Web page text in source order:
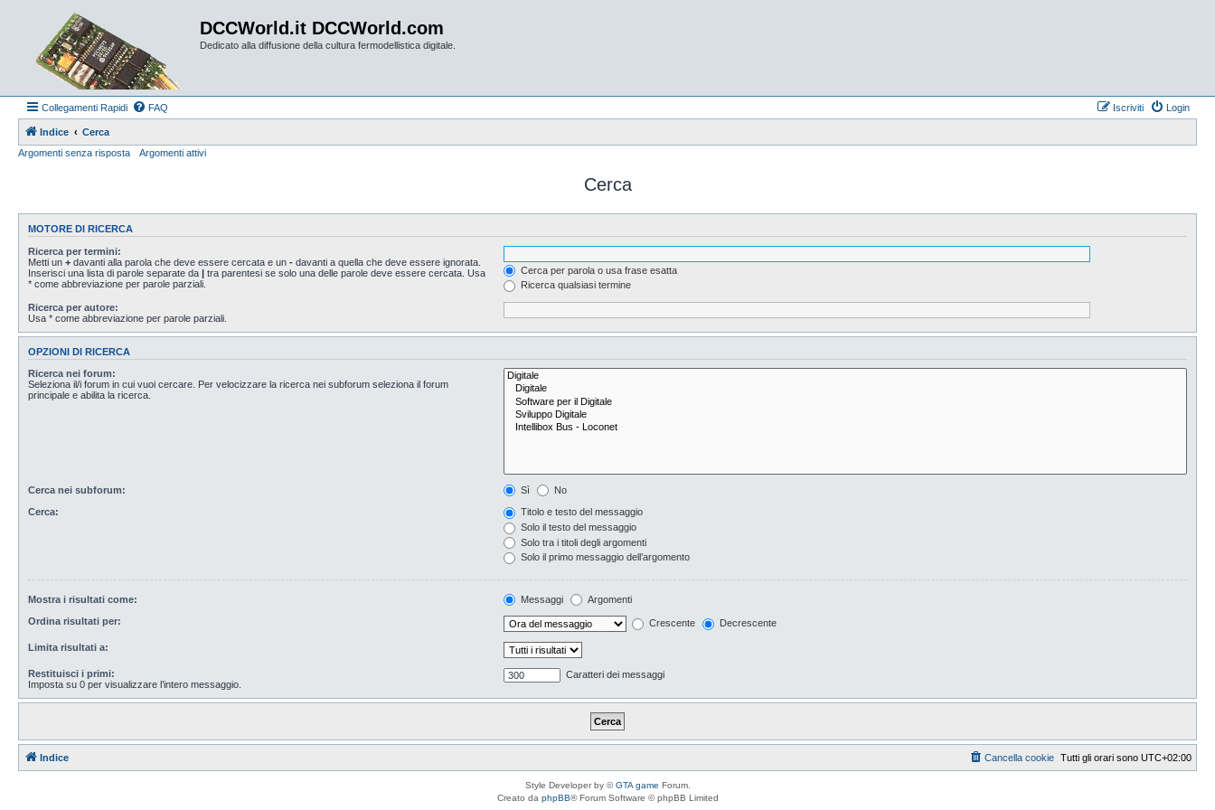
DCCWorld.it DCCWorld.com
Dedicato alla diffusione della cultura fermodellistica digitale.
Collegamenti Rapidi FAQ Login
Iscriviti
Indice
Cerca
Argomenti senza risposta
Argomenti attivi
Cerca
MOTORE DI RICERCA
Ricerca per termini:
Metti un + davanti alla parola che deve essere cercata e un - davanti a quella che deve essere ignorata.
Inserisci una lista di parole separate da | tra parentesi se solo una delle parole deve essere cercata. Usa
* come abbreviazione per parole parziali.
Cerca per parola o usa frase esatta
Ricerca qualsiasi termine
Ricerca per autore:
Usa * come abbreviazione per parole parziali.
OPZIONI DI RICERCA
Ricerca nei forum:
Seleziona il/i forum in cui vuoi cercare. Per velocizzare la ricerca nei subforum seleziona il forum
principale e abilita la ricerca.
Cerca nei subforum: Sì No
Cerca:
Titolo e testo del messaggio
Solo il testo del messaggio
Solo tra i titoli degli argomenti
Solo il primo messaggio dell’argomento
Mostra i risultati come: Messaggi Argomenti
Ordina risultati per: Crescente Decrescente
Limita risultati a:
Restituisci i primi:
Imposta su 0 per visualizzare l’intero messaggio.
Caratteri dei messaggi
Indice Tutti gli orari sono UTC+02:00
Cancella cookie
Style Developer by ©GTA game Forum.
Creato da phpBB® Forum Software © phpBB Limited